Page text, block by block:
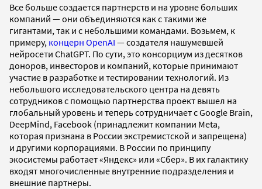
Все больше создается партнерств и на уровне больших
компаний — они объединяются как с такими же
гигантами, так и с небольшими командами. Возьмем, к
примеру, концерн OpenAI — создателя нашумевшей
нейросети ChatGPT. По сути, это консорциум из десятков
доноров, инвесторов и компаний, которые принимают
участие в разработке и тестировании технологий. Из
небольшого исследовательского центра на девять
сотрудников с помощью партнерства проект вышел на
глобальный уровень и теперь сотрудничает с Google Brain,
DeepMind, Facebook (принадлежит компании Meta,
которая признана в России экстремистской и запрещена)
и другими корпорациями. В России по принципу
экосистемы работает «Яндекс» или «Сбер». В их галактику
входят многочисленные внутренние подразделения и
внешние партнеры.